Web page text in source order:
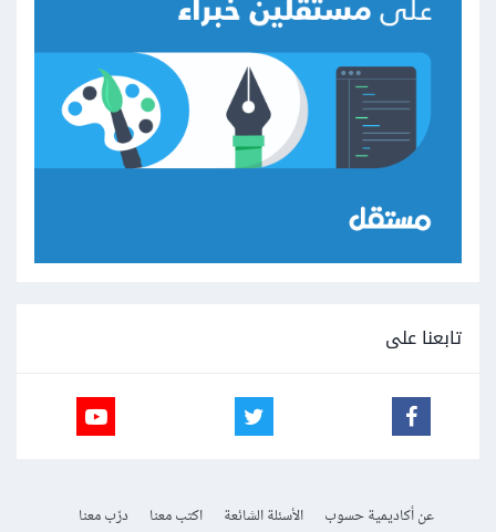
تابعنا على
عن أكاديمية حسوب الأسئلة الشائعة اكتب معنا
درّب معنا